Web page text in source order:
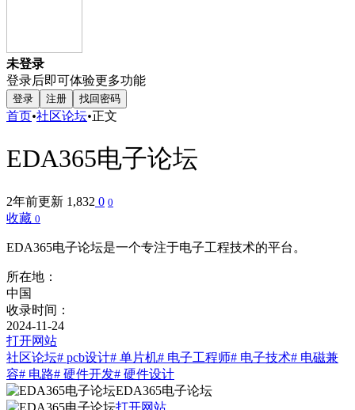
未登录
登录后即可体验更多功能
登录 注册 找回密码
首页•社区论坛•正文
EDA365电子论坛
2年前更新 1,832 0 0
收藏 0
EDA365电子论坛‌是一个专注于电子工程技术的平台。
所在地：
中国
收录时间：
2024-11-24
打开网站
社区论坛# pcb设计# 单片机# 电子工程师# 电子技术# 电磁兼
容# 电路# 硬件开发# 硬件设计
EDA365电子论坛
打开网站